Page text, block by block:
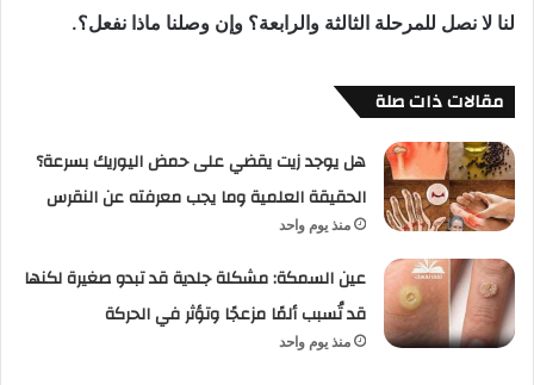
لنا لا نصل للمرحلة الثالثة والرابعة؟ وإن وصلنا ماذا نفعل؟.
مقالات ذات صلة
هل يوجد زيت يقضي على حمض اليوريك بسرعة؟
الحقيقة العلمية وما يجب معرفته عن النقرس
منذ يوم واحد
عين السمكة: مشكلة جلدية قد تبدو صغيرة لكنها
قد تُسبب ألمًا مزعجًا وتؤثر في الحركة
منذ يوم واحد